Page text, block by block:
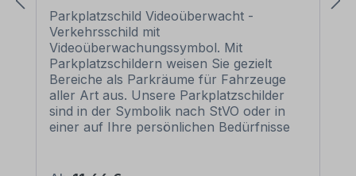
Parkplatzschild Videoüberwacht -
Verkehrsschild mit
Videoüberwachungssymbol. Mit
Parkplatzschildern weisen Sie gezielt
Bereiche als Parkräume für Fahrzeuge
aller Art aus. Unsere Parkplatzschilder
sind in der Symbolik nach StVO oder in
einer auf Ihre persönlichen Bedürfnisse